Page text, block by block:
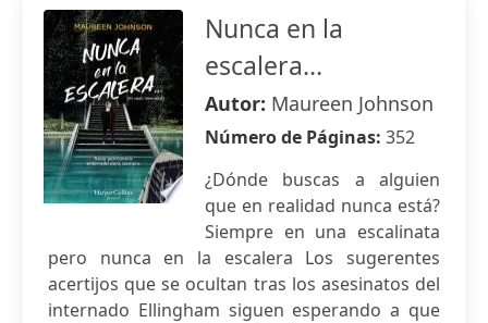
Nunca en la
escalera...
Autor: Maureen Johnson
Número de Páginas: 352
¿Dónde buscas a alguien
que en realidad nunca está?
Siempre en una escalinata
pero nunca en la escalera Los sugerentes
acertijos que se ocultan tras los asesinatos del
internado Ellingham siguen esperando a que